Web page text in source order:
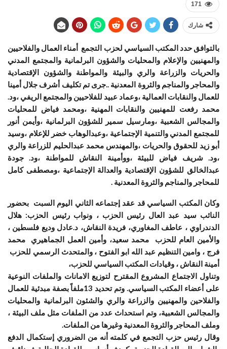
171
شارك
بالتوافق حدد المكتب السياسي لحزب التجمع أمناء العمال والفلاحيين
والمهنيين والإعلام والمحليات والشؤون البرلمانية والمجتمع المدني
والحريات والزراعة والري والبيئة والمواطنة والشؤون الإقتصادية
والمحاجر والمناجم والثروة المعدنية ..جرى تم تكليف أشرف جلال أمينا
للعمال والنقابات العمالية ،وعماد عبيد للفلاحيين والمجتمع الريفي ،ود.
محمد رفعت للمهنيين والنقابات المهنية ،ومحمد فياض للمحليات
والمجالس الشعبية ،ومارسيل سمير للشؤون البرلمانية ،وأيمن أنور
للمجتمع المدني والتنمية الإجتماعية ،وعبدالوهاب خضر للإعلام ،وسيد
أبو زيد للحقوق والحريات ،والمهندس محمد عبدالحليم للزراعة والري
،ود. شريف فياض للبيئة ،ووأمينة النقاش للمواطنة ،ود. جودة
عبدالخالق للشؤون الإقتصادية والعدالة الإجتماعية ،ومصطفى كامل
للمحاجر والمناجم والثروة المعدنية .
وكان المكتب السياسي قد عقد إجتماعه الثاني اليوم السبت بحضور
النائب سيد عبد العال رئيس الحزب ، ونواب رئيس الحزب: هلال
الدندراوي ، عاطف المغاوري، فريدة النقاش، د.عادل وديع فلسطين ،
والأمين العام للحزب محمد سعيد، وأمين العمل الجماهيري محمد
فرج ، وامين التنظيم عبد الله ابو الفتوح ، والمتحدث الرسمي للحزب
أمينة النقاش ، وقيادات المكتب السياسي للحزب،
وتناول الاجتماع المشروع المقترح لتوزيع الامانات والملفات النوعية
على أعضاء المكتب السياسي. وتم تحديد 13ملفاً بصفة مبدئية للعمال
والفلاحين والمهنيين والزراعة والري والشئون البرلمانية والمحليات
والمجالس الشعبية، وتم استحداث عدد من الملفات مثل ملف البيئة ،
وملف المحاجر والثروة المعدنية وغيرها من الملفات.
وقال رئيس حزب التجمع في كلمته أنه من الضروري إستكمال الدفع